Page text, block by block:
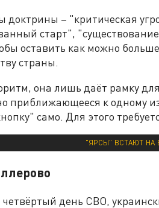
– "критическая
старт", "существование
оставить как можно
страны.
она лишь даёт рамку
приближающееся к одному
само. Для этого
"ЯРСЫ" ВСТАЮТ НА
четвёртый день СВО,